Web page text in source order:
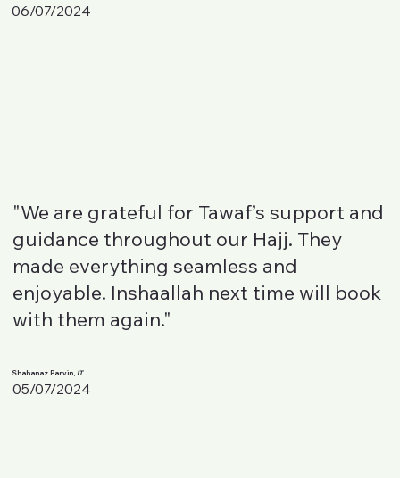
"We are grateful for Tawaf’s support and
guidance throughout our Hajj. They
made everything seamless and
enjoyable. Inshaallah next time will book
with them again."
Shahanaz Parvin, IT
05/07/2024
06/07/2024